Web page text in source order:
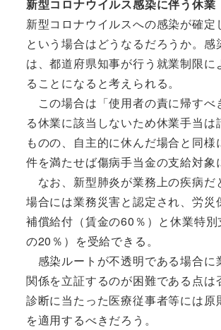
新型コロナウイルス感染に伴う休業
新型コロナウイルスへの感染が確定
という場合はどうなるだろうか。感
は、都道府県知事が行う就業制限に
ることになると考えられる。
この場合は「使用者の責に帰すべ
る休業に該当しないため休業手当は
ものの、自主的に休んだ場合と同様
件を満たせば傷病手当金の支給対象
なお、新型肺炎が業務上の疾病だ
場合には業務災害と認定され、労災
補償給付（賃金の60％）と休業特別
の20％）を受給できる。
感染ルートが不透明である場合に
関係を立証するのが困難である点は
診断に当たった医療従事者等には原
を適用するべきだろう。